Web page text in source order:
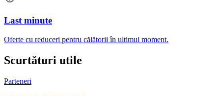
Last minute
Oferte cu reduceri pentru călătorii în ultimul moment.
Scurtături utile
Parteneri